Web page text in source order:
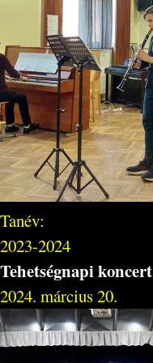
Tanév:
2023-2024
Tehetségnapi koncert
2024. március 20.